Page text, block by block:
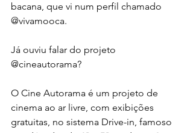
bacana, que vi num perfil chamado
@vivamooca.
Já ouviu falar do projeto
@cineautorama?
O Cine Autorama é um projeto de
cinema ao ar livre, com exibições
gratuitas, no sistema Drive-in, famoso